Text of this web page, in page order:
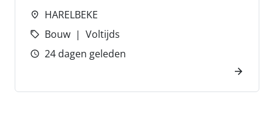
HARELBEKE
Bouw
Voltijds
24 dagen geleden